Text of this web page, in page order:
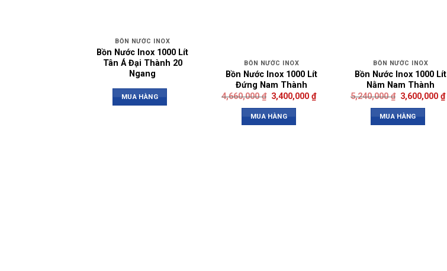
BỒN NƯỚC INOX
Bồn Nước Inox 1000 Lít
Tân Á Đại Thành 20
Ngang
MUA HÀNG
BỒN NƯỚC INOX
Bồn Nước Inox 1000 Lít
Đứng Nam Thành
4,660,000₫ 3,400,000₫
MUA HÀNG
BỒN NƯỚC INOX
Bồn Nước Inox 1000 Lít
Nằm Nam Thành
5,240,000₫ 3,600,000₫
MUA HÀNG